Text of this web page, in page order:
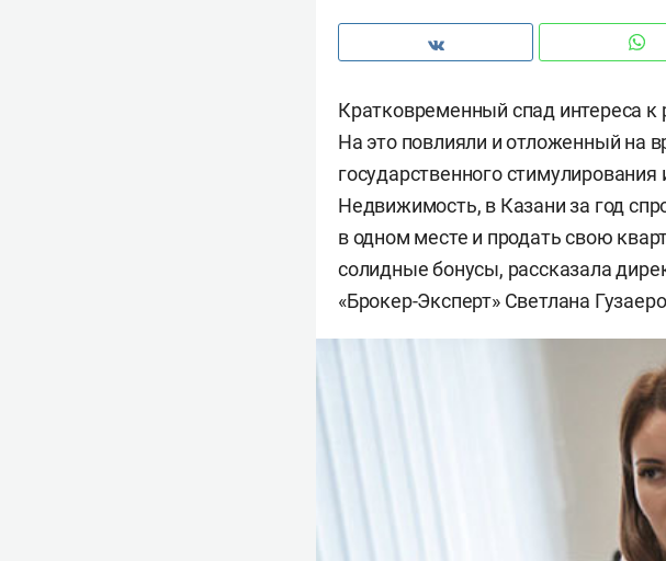
Кратковременный спад интереса
На это повлияли и отложенный на
государственного
Недвижимость, в Казани за год
в одном месте и продать свою
солидные бонусы, рассказала
«Брокер-Эксперт» Светлана